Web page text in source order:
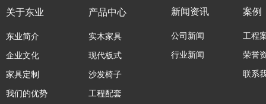
关于东业
东业简介
企业文化
家具定制
我们的优势
产品中心
实木家具
现代板式
沙发椅子
工程配套
新闻资讯
公司新闻
行业新闻
案例
工程
荣誉
联系